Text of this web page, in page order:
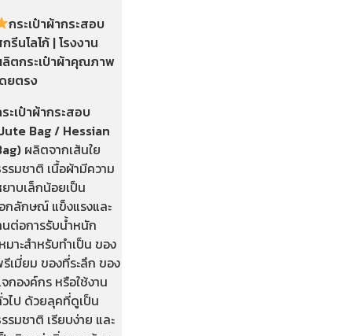
กระเป๋าผ้ากระสอบ
รีนโลโก้ | โรงงาน
ตกระเป๋าผ้าคุณภาพ
ยตรง
ะเป๋าผ้ากระสอบ
Bag / Hessian
ผลิตจากเส้นใย
รมชาติ เนื้อผ้ามีความ
าบเล็กน้อยเป็น
กลักษณ์ แข็งแรงและ
ต่อการรับน้ำหนัก
มาะสำหรับทำเป็น ของ
เมี่ยม ของที่ระลึก ของ
กองค์กร หรือใช้งาน
ไป ด้วยลุคที่ดูเป็น
รมชาติ เรียบง่าย และ